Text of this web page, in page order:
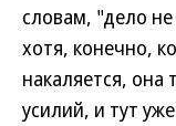
словам, "дело
хотя, конечно,
накаляется, она
усилий, и тут